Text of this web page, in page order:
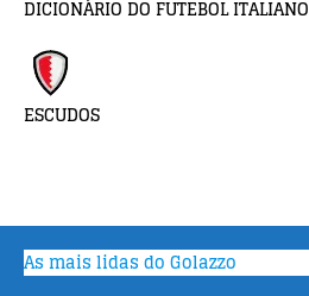
DICIONÁRIO DO FUTEBOL ITALIANO
ESCUDOS
As mais lidas do Golazzo